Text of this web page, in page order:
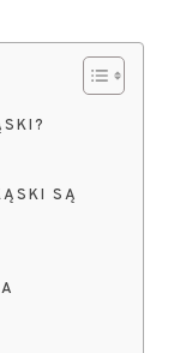
SĄ